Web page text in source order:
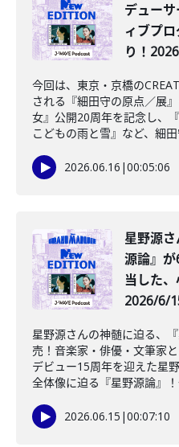
デュー
ィブプ
り！
今回は、東京・京橋の
される『細田守の原点／展
女』公開20周年を記念し、
こどもの雨と雪』など、細田
2026.06.16 |00:05:06
星野源
源論』
当した
2026/6/
星野源さんの神髄に迫る、
売！音楽家・俳優・文筆家
デビュー15周年を迎えた星
全体像に迫る『星野源論』
2026.06.15 |00:07:10